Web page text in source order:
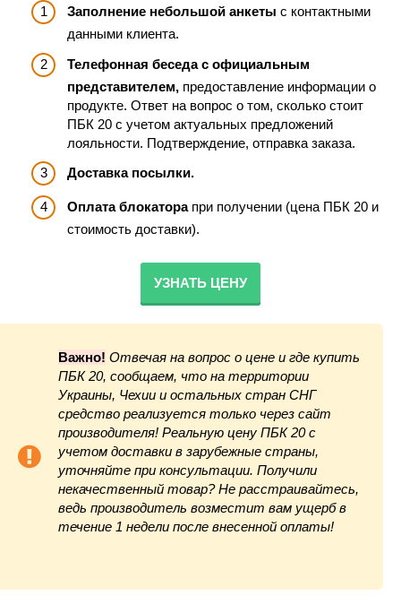
Заполнение небольшой анкеты с контактными
данными клиента.
Телефонная беседа с официальным
представителем, предоставление информации о
продукте. Ответ на вопрос о том, сколько стоит
ПБК 20 с учетом актуальных предложений
лояльности. Подтверждение, отправка заказа.
Доставка посылки.
Оплата блокаторапри получении (цена ПБК 20 и
стоимость доставки).
УЗНАТЬ ЦЕНУ
Важно! Отвечая на вопрос о цене и где купить
ПБК 20, сообщаем, что на территории
Украины, Чехии и остальных стран СНГ
средство реализуется только через сайт
производителя! Реальную цену ПБК 20 с
учетом доставки в зарубежные страны,
уточняйте при консультации. Получили
некачественный товар? Не расстраивайтесь,
ведь производитель возместит вам ущерб в
течение 1 недели после внесенной оплаты!